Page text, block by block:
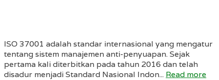
ISO 37001 adalah standar internasional yang mengatur
tentang sistem manajemen anti-penyuapan. Sejak
pertama kali diterbitkan pada tahun 2016 dan telah
disadur menjadi Standard Nasional Indon... Read more